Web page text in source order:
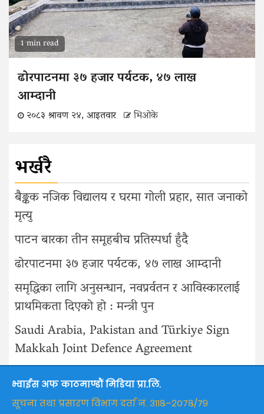
1 min read
ढोरपाटनमा ३७ हजार पर्यटक, ४७ लाख
आम्दानी
२०८३ श्रावण २४, आइतवार भिओके
भर्खरै
बैङ्कक नजिक विद्यालय र घरमा गोली प्रहार, सात जनाको
मृत्यु
पाटन बारका तीन समूहबीच प्रतिस्पर्धा हुँदै
ढोरपाटनमा ३७ हजार पर्यटक, ४७ लाख आम्दानी
समृद्धिका लागि अनुसन्धान, नवप्रर्वतन र आविस्कारलाई
प्राथमिकता दिएको हो : मन्त्री पुन
Saudi Arabia, Pakistan and Türkiye Sign
Makkah Joint Defence Agreement
भ्वाईस अफ काठमाण्डौं मिडिया प्रा.लि.
सूचना तथा प्रसारण विभाग दर्ता नं. ३११८–२०७८/७९